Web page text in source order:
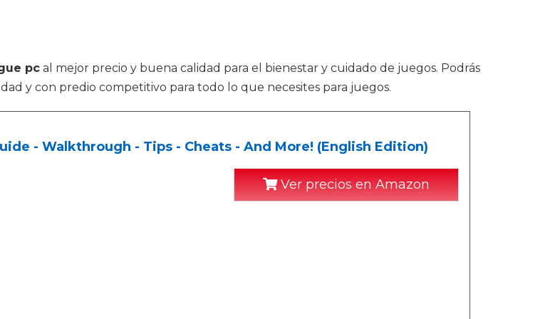
pc al mejor precio y buena calidad para el bienestar y cuidado de juegos. Podrás
y con predio competitivo para todo lo que necesites para juegos.
- Walkthrough - Tips - Cheats - And More! (English Edition)
Ver precios en Amazon